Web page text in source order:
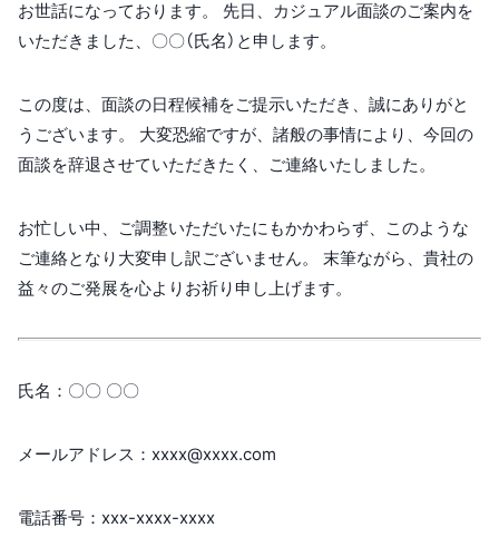
お世話になっております。 先日、カジュアル面談のご案内を
いただきました、〇〇（氏名）と申します。
この度は、面談の日程候補をご提示いただき、誠にありがと
うございます。 大変恐縮ですが、諸般の事情により、今回の
面談を辞退させていただきたく、ご連絡いたしました。
お忙しい中、ご調整いただいたにもかかわらず、このような
ご連絡となり大変申し訳ございません。 末筆ながら、貴社の
益々のご発展を心よりお祈り申し上げます。
氏名：〇〇 〇〇
メールアドレス：xxxx@xxxx.com
電話番号：xxx-xxxx-xxxx